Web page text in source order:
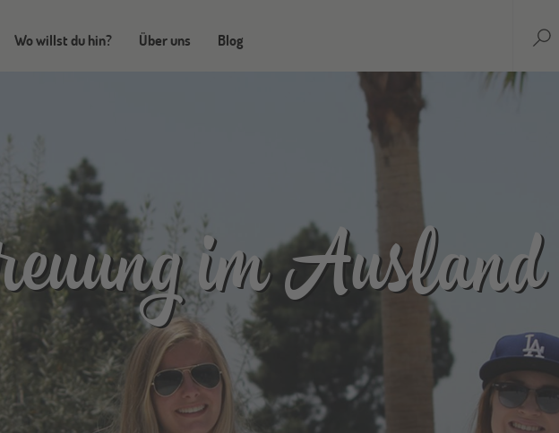
Wo willst du hin? Über uns Blog
im Ausland